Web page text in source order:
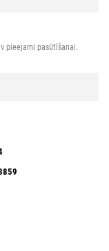
pieejami pasūtīšanai.